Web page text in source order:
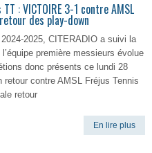
: VICTOIRE 3-1 contre AMSL
des play-down
2025, CITERADIO a suivi la
première messieurs évolue
donc présents ce lundi 28
retour contre AMSL Fréjus Tennis
retour
En lire plus